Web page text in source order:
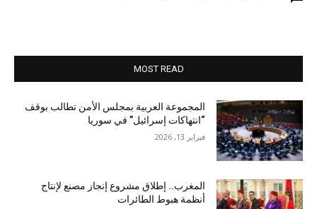
MOST READ
المجموعة العربية بمجلس الأمن تطالب بوقف
“انتهاكات إسرائيل” في سوريا
فبراير 13, 2026
المغرب.. إطلاق مشروع إنجاز مصنع لإنتاج
أنظمة هبوط الطائرات